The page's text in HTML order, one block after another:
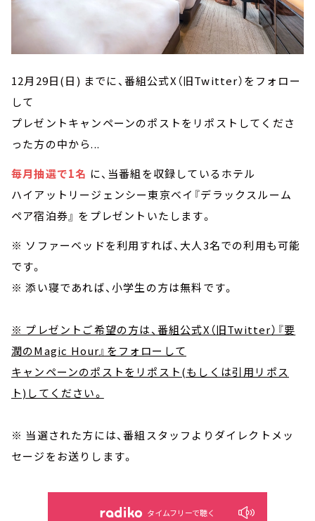
12月29日(日) までに、番組公式X（旧Twitter）をフォロー
して
プレゼントキャンペーンのポストをリポストしてくださ
った方の中から...
毎月抽選で1名 に、当番組を収録しているホテル
ハイアットリージェンシー東京ベイ『デラックスルーム
ペア宿泊券』 をプレゼントいたします。
※ ソファーベッドを利用すれば、大人3名での利用も可能
です。
※ 添い寝であれば、小学生の方は無料です。
※ プレゼントご希望の方は、番組公式X（旧Twitter）『要
潤のMagic Hour』をフォローして
キャンペーンのポストをリポスト(もしくは引用リポス
ト)してください。
※ 当選された方には、番組スタッフよりダイレクトメッ
セージをお送りします。
タイムフリーで聴く